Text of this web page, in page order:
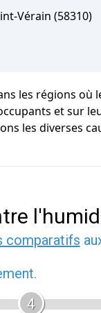
Vérain (58310)
les régions
et sur
les diverses
comparatifs
4